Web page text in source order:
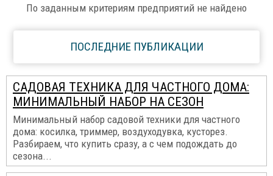
По заданным критериям предприятий не найдено
ПОСЛЕДНИЕ ПУБЛИКАЦИИ
САДОВАЯ ТЕХНИКА ДЛЯ ЧАСТНОГО ДОМА:
МИНИМАЛЬНЫЙ НАБОР НА СЕЗОН
Минимальный набор садовой техники для частного
дома: косилка, триммер, воздуходувка, кусторез.
Разбираем, что купить сразу, а с чем подождать до
сезона...